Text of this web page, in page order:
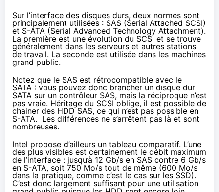
Sur l’interface des disques durs, deux normes sont
principalement utilisées : SAS (Serial Attached SCSI)
et S-ATA (Serial Advanced Technology Attachment).
La première est une évolution du SCSI et se trouve
généralement dans les serveurs et autres stations
de travail. La seconde est utilisée dans les machines
grand public.
Notez que le SAS est rétrocompatible avec le
SATA : vous pouvez donc brancher un disque dur
SATA sur un contrôleur SAS, mais la réciproque n’est
pas vraie. Héritage du SCSI oblige, il est possible de
chainer des HDD SAS, ce qui n’est pas possible en
S-ATA. Les différences ne s’arrêtent pas là et sont
nombreuses.
Intel propose d’ailleurs un tableau comparatif. L’une
des plus visibles est certainement le débit maximum
de l’interface : jusqu’à 12 Gb/s en SAS contre 6 Gb/s
en S-ATA, soit 750 Mo/s tout de même (600 Mo/s
dans la pratique, comme c’est le cas sur les SSD).
C’est donc largement suffisant pour une utilisation